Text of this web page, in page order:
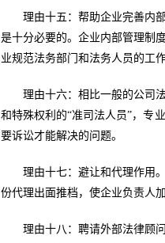
理由十五：帮助企业完善内
是十分必要的。企业内部管理制
业规范法务部门和法务人员的工
理由十六：相比一般的公司
和特殊权利的“准司法人员”，专
要诉讼才能解决的问题。
理由十七：避让和代理作用
份代理出面推档，使企业负责人
理由十八：聘请外部法律顾